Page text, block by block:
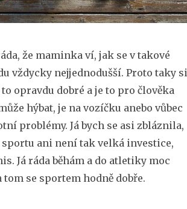
že maminka ví, jak se v takové
vždycky nejjednodušší. Proto taky si
opravdu dobré a je to pro člověka
hýbat, je na vozíčku anebo vůbec
problémy. Já bych se asi zbláznila,
sportu ani není tak velká investice,
Já ráda běhám a do atletiky moc
se sportem hodně dobře.